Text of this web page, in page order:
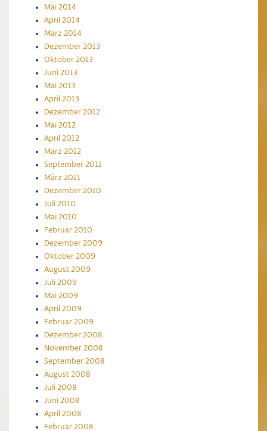
Mai 2014
April 2014
März 2014
Dezember 2013
Oktober 2013
Juni 2013
Mai 2013
April 2013
Dezember 2012
Mai 2012
April 2012
März 2012
September 2011
März 2011
Dezember 2010
Juli 2010
Mai 2010
Februar 2010
Dezember 2009
Oktober 2009
August 2009
Juli 2009
Mai 2009
April 2009
Februar 2009
Dezember 2008
November 2008
September 2008
August 2008
Juli 2008
Juni 2008
April 2008
Februar 2008